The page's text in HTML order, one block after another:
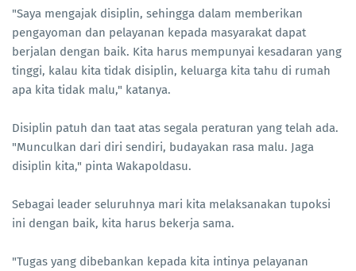
"Saya mengajak disiplin, sehingga dalam memberikan
pengayoman dan pelayanan kepada masyarakat dapat
berjalan dengan baik. Kita harus mempunyai kesadaran yang
tinggi, kalau kita tidak disiplin, keluarga kita tahu di rumah
apa kita tidak malu," katanya.
Disiplin patuh dan taat atas segala peraturan yang telah ada.
"Munculkan dari diri sendiri, budayakan rasa malu. Jaga
disiplin kita," pinta Wakapoldasu.
Sebagai leader seluruhnya mari kita melaksanakan tupoksi
ini dengan baik, kita harus bekerja sama.
"Tugas yang dibebankan kepada kita intinya pelayanan